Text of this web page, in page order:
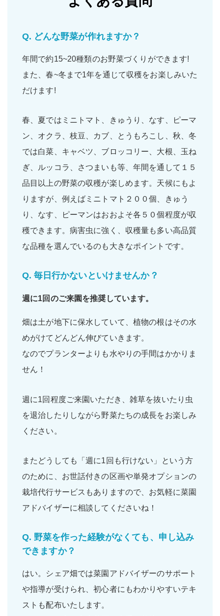
Q. どんな野菜が作れますか？
年間で約15~20種類のお野菜づくりができます!
また、春~冬まで1年を通じて収穫をお楽しみいた
だけます!
春、夏ではミニトマト、きゅうり、なす、ピーマ
ン、オクラ、枝豆、カブ、とうもろこし、秋、冬
では白菜、キャベツ、ブロッコリー、大根、玉ね
ぎ、ルッコラ、さつまいも等、年間を通して１５
品目以上の野菜の収穫が楽しめます。天候にもよ
りますが、例えばミニトマト２００個、きゅう
り、なす、ピーマンはおおよそ各５０個程度が収
穫できます。病害虫に強く、収穫量も多い高品質
な品種を選んでいるのも大きなポイントです。
Q. 毎日行かないといけませんか？
週に1回 のご来園を推奨しています。
畑は土が地下に保水していて、植物の根はその水
めがけてどんどん伸びていきます。
なのでプランターよりも水やりの手間はかかりま
せん！
週に1回程度ご来園いただき、雑草を抜いたり虫
を退治したりしながら野菜たちの成長をお楽しみ
ください。
またどうしても「週に1回も行けない」という方
のために、お世話付きの区画や単発オプションの
栽培代行サービスもありますので、お気軽に菜園
アドバイザーに相談してくださいね！
Q. 野菜を作った経験がなくても、申し込み
できますか？
はい。シェア畑では菜園アドバイザーのサポート
や指導が受けられ、初心者にもわかりやすいテキ
ストも配布いたします。